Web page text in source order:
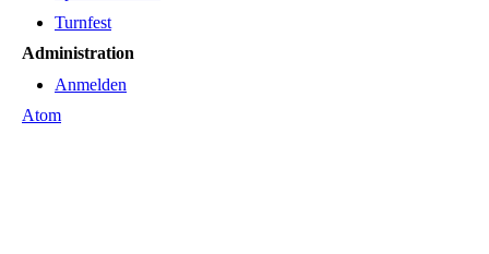
Turnfest
Administration
Anmelden
Atom